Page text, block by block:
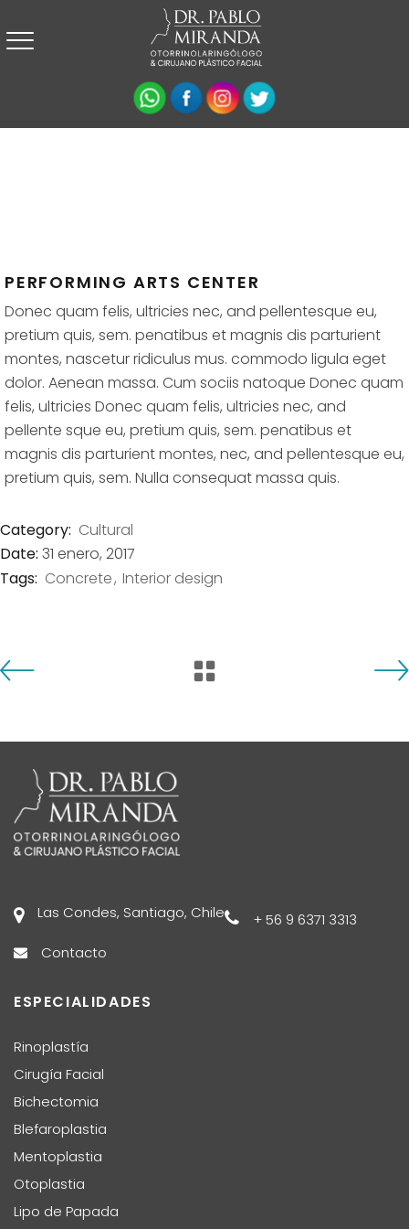
PERFORMING ARTS CENTER
Donec quam felis, ultricies nec, and pellentesque eu,
pretium quis, sem. penatibus et magnis dis parturient
montes, nascetur ridiculus mus. commodo ligula eget
dolor. Aenean massa. Cum sociis natoque Donec quam
felis, ultricies Donec quam felis, ultricies nec, and
pellente sque eu, pretium quis, sem. penatibus et
magnis dis parturient montes, nec, and pellentesque eu,
pretium quis, sem. Nulla consequat massa quis.
Category: Cultural
Date: 31 enero, 2017
Tags: Concrete Interior design
Las Condes, Santiago, Chile
+ 56 9 6371 3313
Contacto
ESPECIALIDADES
Rinoplastía
Cirugía Facial
Bichectomia
Blefaroplastia
Mentoplastia
Otoplastia
Lipo de Papada